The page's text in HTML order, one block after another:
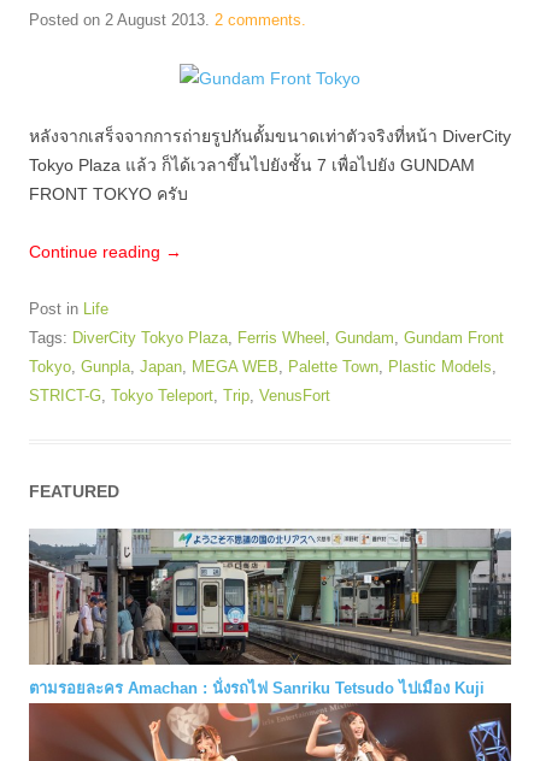
Posted on 2 August 2013. 2 comments.
หลังจากเสร็จจากการถ่ายรูปกันดั้มขนาดเท่าตัวจริงที่หน้า DiverCity
Tokyo Plaza แล้ว ก็ได้เวลาขึ้นไปยังชั้น 7 เพื่อไปยัง GUNDAM
FRONT TOKYO ครับ
Continue reading →
Post in Life
Tags: DiverCity Tokyo Plaza, Ferris Wheel , Gundam, Gundam Front
Tokyo, Gunpla, Japan, MEGA WEB, Palette Town, Plastic Models,
STRICT-G, Tokyo Teleport, Trip, VenusFort
FEATURED
ตามรอยละคร Amachan : นั่งรถไฟ Sanriku Tetsudo ไปเมือง Kuji